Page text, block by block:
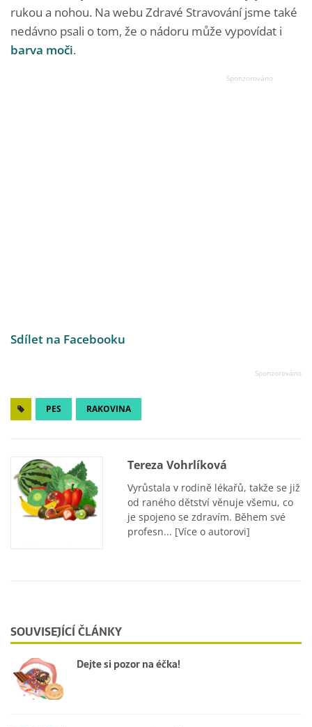
rukou a nohou. Na webu Zdravé Stravování jsme také
nedávno psali o tom, že o nádoru může vypovídat i
barva moči.
Sdílet na Facebooku
PES RAKOVINA
Tereza Vohrlíková
Vyrůstala v rodině lékařů, takže se již
od raného dětství věnuje všemu, co
je spojeno se zdravím. Během své
profesn... [Více o autorovi]
SOUVISEJÍCÍ ČLÁNKY
Dejte si pozor na éčka!